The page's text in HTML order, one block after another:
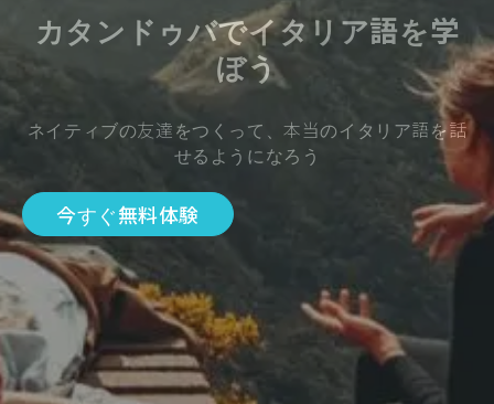
カタンドゥバでイタリア語を学
ぼう
ネイティブの友達をつくって、本当のイタリア語を話
せるようになろう
今すぐ無料体験